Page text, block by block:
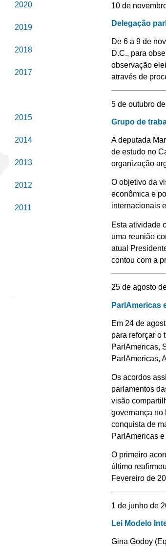
2020
2019
2018
2017
2015
2014
2013
2012
2011
10 de
Delegação
De 6 a 9 de
D.C., para
observação
através de
5 de outubro
Grupo de
A deputada
de estudo no
organização
O objetivo da
econômica e
internacionais
Esta atividade
uma reunião
atual
contou com a
25 de agosto
ParlAmericas
Em 24 de
para reforçar o
ParlAmericas,
ParlAmericas,
Os acordos
parlamentos
visão
governança no
conquista de
ParlAmericas
O primeiro
último
Fevereiro de
1 de junho de
Lei Modelo
Gina Godoy